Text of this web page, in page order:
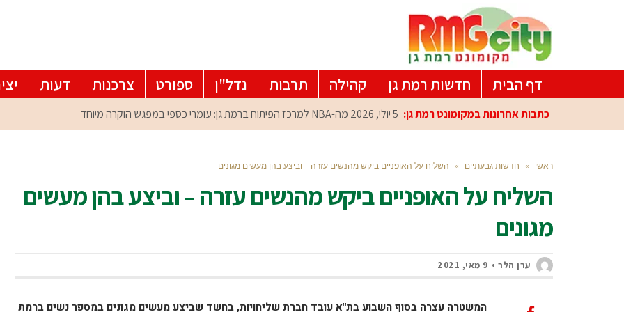
דף הבית חדשות רמת גן קהילה תרבות נדל"ן ספורט צרכנות דעות
כתבות אחרונות במקומונט רמת גן: 5 יולי, 2026 מה-NBA למרכז הפיתוח ברמת גן: עומרי כספי במפגש הוקרה מיוחד
ראשי » חדשות גבעתיים » השליח על האופניים ביקש מהנשים עזרה – וביצע בהן מעשים מגונים
השליח על האופניים ביקש מהנשים עזרה – וביצע בהן מעשים
מגונים
ערן הלר 9 מאי, 2021
המשטרה עצרה בסוף השבוע בת"א עובד חברת שליחויות, בחשד שביצע מעשים מגונים במספר נשים ברמת